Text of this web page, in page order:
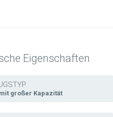
Eigenschaften
großer Kapazität